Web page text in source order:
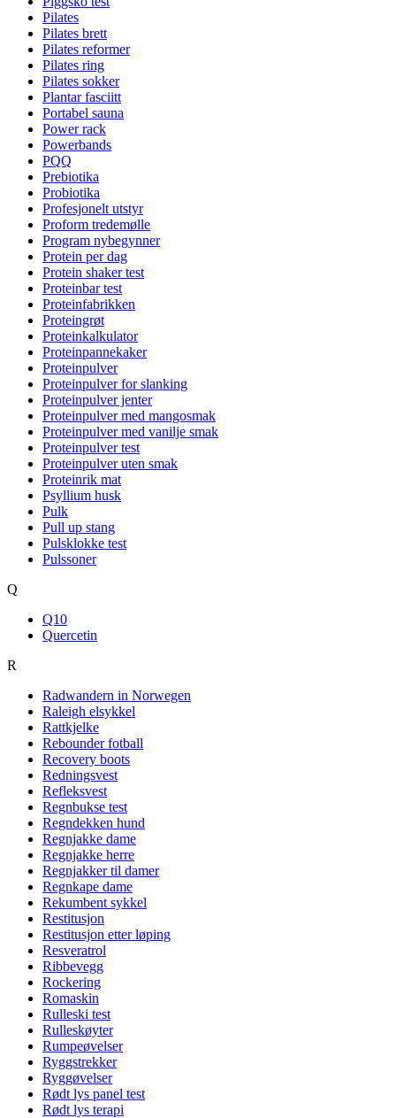
Pilates
Pilates brett
Pilates reformer
Pilates ring
Pilates sokker
Plantar fasciitt
Portabel sauna
Power rack
Powerbands
PQQ
Prebiotika
Probiotika
Profesjonelt utstyr
Proform tredemølle
Program nybegynner
Protein per dag
Protein shaker test
Proteinbar test
Proteinfabrikken
Proteingrøt
Proteinkalkulator
Proteinpannekaker
Proteinpulver
Proteinpulver for slanking
Proteinpulver jenter
Proteinpulver med mangosmak
Proteinpulver med vanilje smak
Proteinpulver test
Proteinpulver uten smak
Proteinrik mat
Psyllium husk
Pulk
Pull up stang
Pulsklokke test
Pulssoner
Q
Q10
Quercetin
R
Radwandern in Norwegen
Raleigh elsykkel
Rattkjelke
Rebounder fotball
Recovery boots
Redningsvest
Refleksvest
Regnbukse test
Regndekken hund
Regnjakke dame
Regnjakke herre
Regnjakker til damer
Regnkape dame
Rekumbent sykkel
Restitusjon
Restitusjon etter løping
Resveratrol
Ribbevegg
Rockering
Romaskin
Rulleski test
Rulleskøyter
Rumpeøvelser
Ryggstrekker
Ryggøvelser
Rødt lys panel test
Rødt lys terapi